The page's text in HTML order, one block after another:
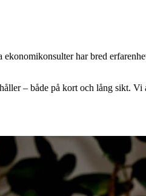
har bred
– både på kort och lång sikt. Vi